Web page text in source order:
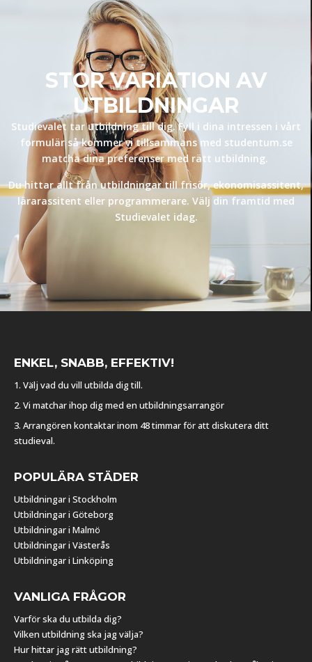
STOR VARIATION AV
UTBILDNINGAR
Studievalet tar utbildning till dig. Fyll i dina intressen i vårt
formulär så kommer vi tillsammans med studentum.se
matcha dina preferenser med rätt utbildning.
Du hittar allt från utbildningar till frisör, ekonomisassitent,
lärarassitent eller programmerare. Välj din framtid med
Studievalet idag.
ENKEL, SNABB, EFFEKTIV!
1. Välj vad du vill utbilda dig till.
2. Vi matchar ihop dig med en utbildningsarrangör
3. Arrangören kontaktar inom 48 timmar för att diskutera ditt
studieval.
POPULÄRA STÄDER
Utbildningar i Stockholm
Utbildningar i Göteborg
Utbildningar i Malmö
Utbildningar i Västerås
Utbildningar i Linköping
VANLIGA FRÅGOR
Varför ska du utbilda dig?
Vilken utbildning ska jag välja?
Hur hittar jag rätt utbildning?